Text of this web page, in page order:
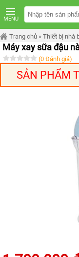
MENU
TRANG
CHỦ
MÁY
LỌC
NƯỚC
KANGAROO
ÂM
MÁY
Trang chủ » Thiết bị nhà
Máy xay sữa đậu
(0 Đánh giá)
SẢN PHẨM